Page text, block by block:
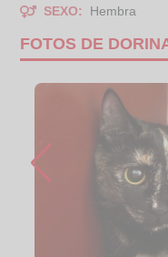
SEXO:
Hembra
FOTOS DE